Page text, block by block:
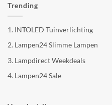
Trending
1. INTOLED Tuinverlichting
2. Lampen24 Slimme Lampen
3. Lampdirect Weekdeals
4. Lampen24 Sale